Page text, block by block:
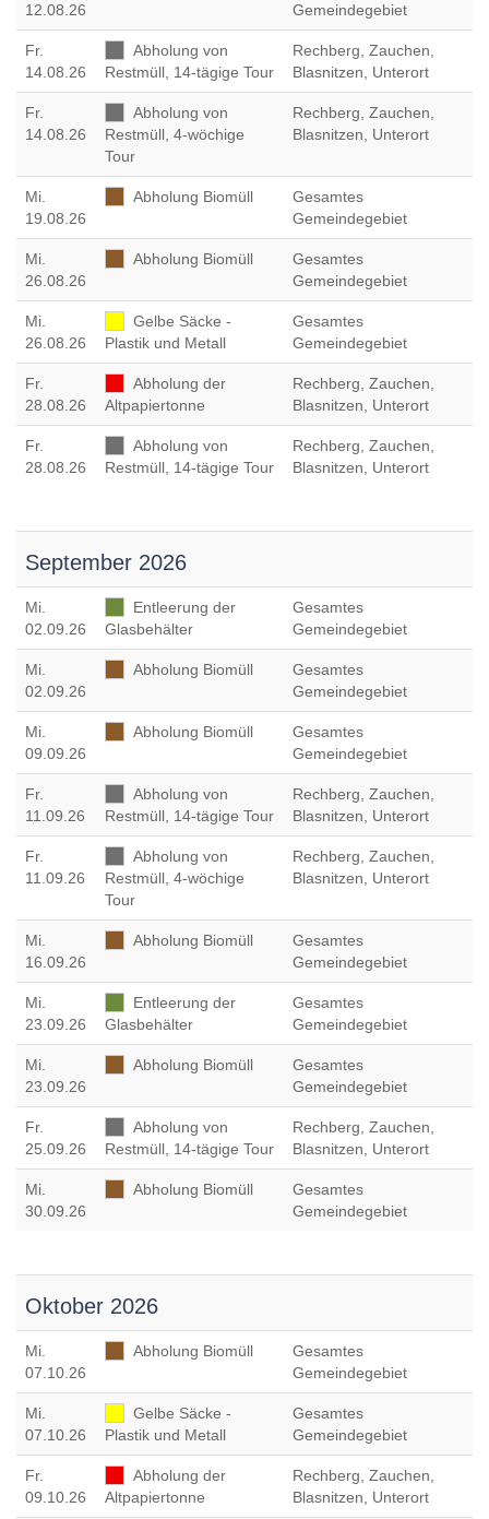
12.08.26
Gemeindegebiet
Fr.
14.08.26
Abholung von
Restmüll, 14-tägige Tour
Rechberg, Zauchen,
Blasnitzen, Unterort
Fr.
14.08.26
Abholung von
Restmüll, 4-wöchige
Tour
Rechberg, Zauchen,
Blasnitzen, Unterort
Mi.
19.08.26
Abholung Biomüll
Gesamtes
Gemeindegebiet
Mi.
26.08.26
Abholung Biomüll
Gesamtes
Gemeindegebiet
Mi.
26.08.26
Gelbe Säcke -
Plastik und Metall
Gesamtes
Gemeindegebiet
Fr.
28.08.26
Abholung der
Altpapiertonne
Rechberg, Zauchen,
Blasnitzen, Unterort
Fr.
28.08.26
Abholung von
Restmüll, 14-tägige Tour
Rechberg, Zauchen,
Blasnitzen, Unterort
September 2026
Mi.
02.09.26
Entleerung der
Glasbehälter
Gesamtes
Gemeindegebiet
Mi.
02.09.26
Abholung Biomüll
Gesamtes
Gemeindegebiet
Mi.
09.09.26
Abholung Biomüll
Gesamtes
Gemeindegebiet
Fr.
11.09.26
Abholung von
Restmüll, 14-tägige Tour
Rechberg, Zauchen,
Blasnitzen, Unterort
Fr.
11.09.26
Abholung von
Restmüll, 4-wöchige
Tour
Rechberg, Zauchen,
Blasnitzen, Unterort
Mi.
16.09.26
Abholung Biomüll
Gesamtes
Gemeindegebiet
Mi.
23.09.26
Entleerung der
Glasbehälter
Gesamtes
Gemeindegebiet
Mi.
23.09.26
Abholung Biomüll
Gesamtes
Gemeindegebiet
Fr.
25.09.26
Abholung von
Restmüll, 14-tägige Tour
Rechberg, Zauchen,
Blasnitzen, Unterort
Mi.
30.09.26
Abholung Biomüll
Gesamtes
Gemeindegebiet
Oktober 2026
Mi.
07.10.26
Abholung Biomüll
Gesamtes
Gemeindegebiet
Mi.
07.10.26
Gelbe Säcke -
Plastik und Metall
Gesamtes
Gemeindegebiet
Fr.
09.10.26
Abholung der
Altpapiertonne
Rechberg, Zauchen,
Blasnitzen, Unterort